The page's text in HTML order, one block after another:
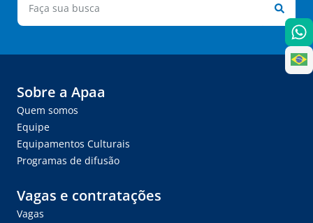
Sobre a Apaa
Quem somos
Equipe
Equipamentos Culturais
Programas de difusão
Vagas e contratações
Vagas